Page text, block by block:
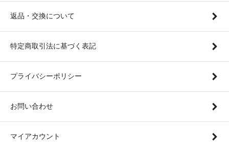
返品・交換について
特定商取引法に基づく表記
プライバシーポリシー
お問い合わせ
マイアカウント